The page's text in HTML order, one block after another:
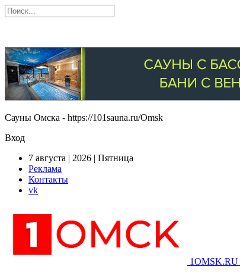
Сауны Омска - https://101sauna.ru/Omsk
Вход
7 августа | 2026 | Пятница
Реклама
Контакты
vk
1OMSK.RU